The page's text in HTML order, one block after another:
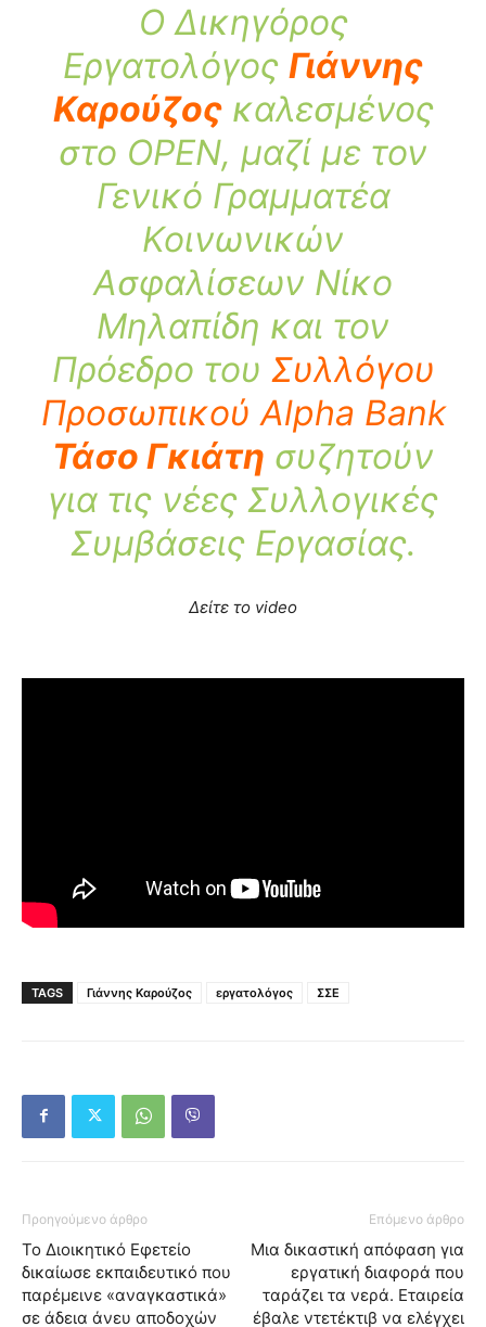
Ο Δικηγόρος
Εργατολόγος Γιάννης
Καρούζοςκαλεσμένος
στο OPEN, μαζί με τον
Γενικό Γραμματέα
Κοινωνικών
Ασφαλίσεων Νίκο
Μηλαπίδη και τον
Πρόεδρο του Συλλόγου
Προσωπικού Alpha Bank
Τάσο Γκιάτη συζητούν
για τις νέες Συλλογικές
Συμβάσεις Εργασίας.
Δείτε το video
TAGS Γιάννης Καρούζος εργατολόγος ΣΣΕ
Προηγούμενο άρθρο
Το Διοικητικό Εφετείο
δικαίωσε εκπαιδευτικό που
παρέμεινε «αναγκαστικά»
σε άδεια άνευ αποδοχών
Επόμενο άρθρο
Μια δικαστική απόφαση για
εργατική διαφορά που
ταράζει τα νερά. Εταιρεία
έβαλε ντετέκτιβ να ελέγχει